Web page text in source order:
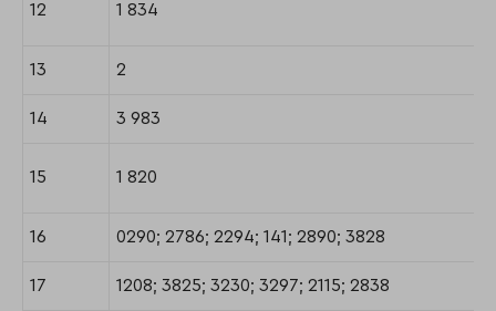
12 1 834
13 2
14 3 983
15 1 820
16 0290; 2786; 2294; 141; 2890; 3828
17 1208; 3825; 3230; 3297; 2115; 2838